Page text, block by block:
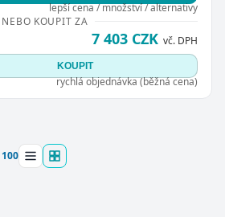
lepší cena / množství / alternativy
NEBO KOUPIT ZA
7 403 CZK vč. DPH
KOUPIT
rychlá objednávka (běžná cena)
100